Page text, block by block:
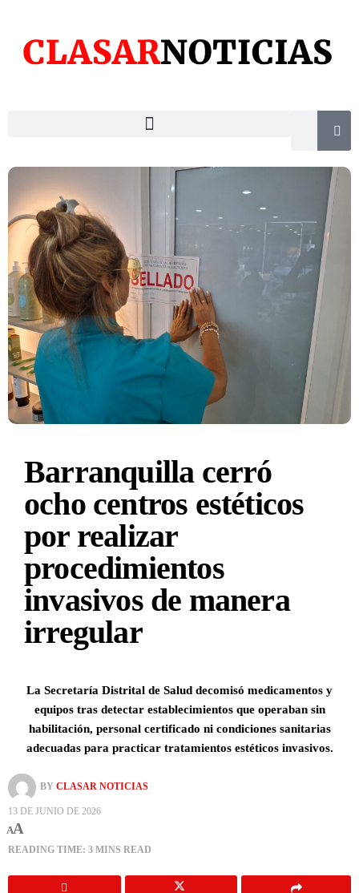
Barranquilla cerró
ocho centros estéticos
por realizar
procedimientos
invasivos de manera
irregular
La Secretaría Distrital de Salud decomisó medicamentos y
equipos tras detectar establecimientos que operaban sin
habilitación, personal certificado ni condiciones sanitarias
adecuadas para practicar tratamientos estéticos invasivos.
BY CLASAR NOTICIAS
13 DE JUNIO DE 2026
AA
READING TIME: 3 MINS READ